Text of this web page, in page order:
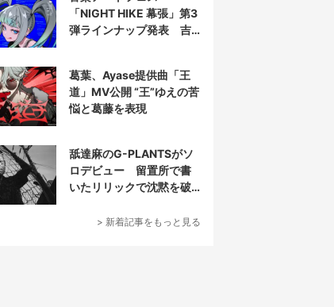
「NIGHT HIKE 幕張」第3
弾ラインナップ発表 吉
葛葉、Ayase提供曲「王
道」MV公開 “王”ゆえの苦
悩と葛藤を表現
舐達麻のG-PLANTSがソ
ロデビュー 留置所で書
いたリリックで沈黙を破
> 新着記事をもっと見る